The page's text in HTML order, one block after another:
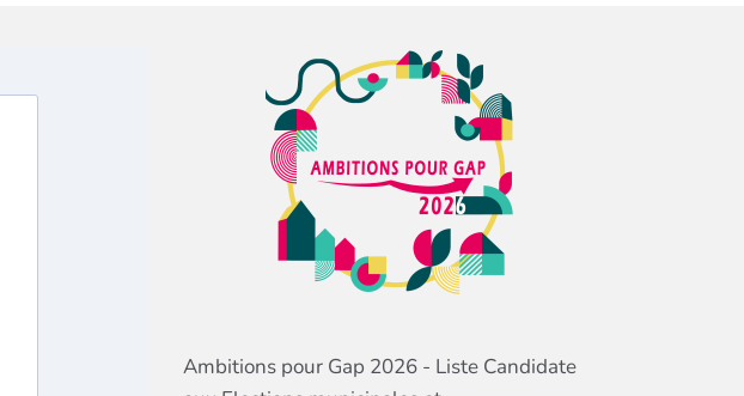
Ambitions pour Gap 2026 - Liste Candidate